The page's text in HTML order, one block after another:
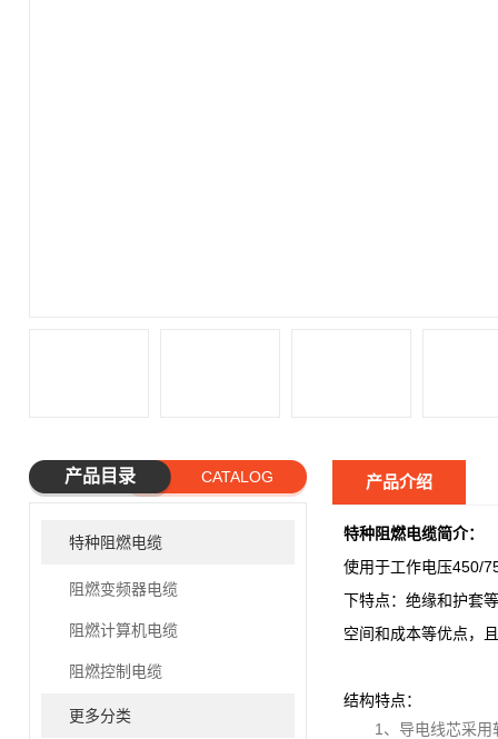
产品目录 CATALOG
特种阻燃电缆
阻燃变频器电缆
阻燃计算机电缆
阻燃控制电缆
更多分类
产品介绍
特种阻燃电缆简介：
使用于工作电压450/
下特点：绝缘和护套
空间和成本等优点，
结构特点：
1、导电线芯采用